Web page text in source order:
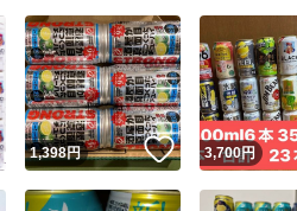
いいね！
1,398円 いいね！
3,700円